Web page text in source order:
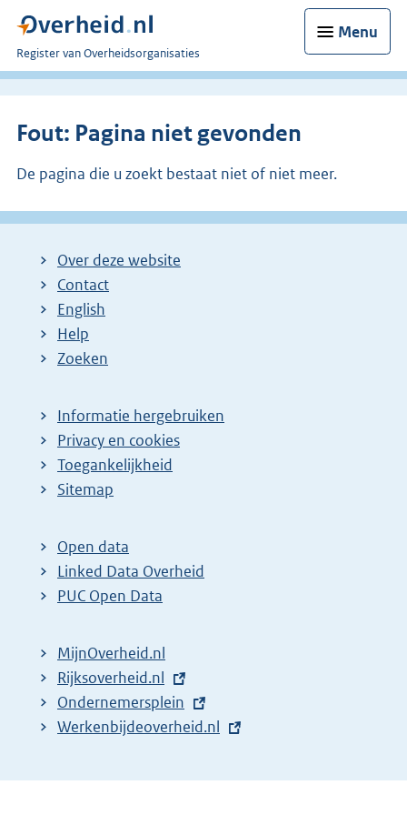
Menu
U
bent
Register van Overheidsorganisaties
Fout: Pagina niet gevonden
De pagina die u zoekt bestaat niet of niet meer.
Over deze website
Contact
English
Help
Zoeken
Informatie hergebruiken
Privacy en cookies
Toegankelijkheid
Sitemap
Open data
Linked Data Overheid
PUC Open Data
MijnOverheid.nl
E
x
t
r
Rijksoverheid.nl
E
x
e
Ondernemersplein
E
t
Werkenbijdeoverheid.nl